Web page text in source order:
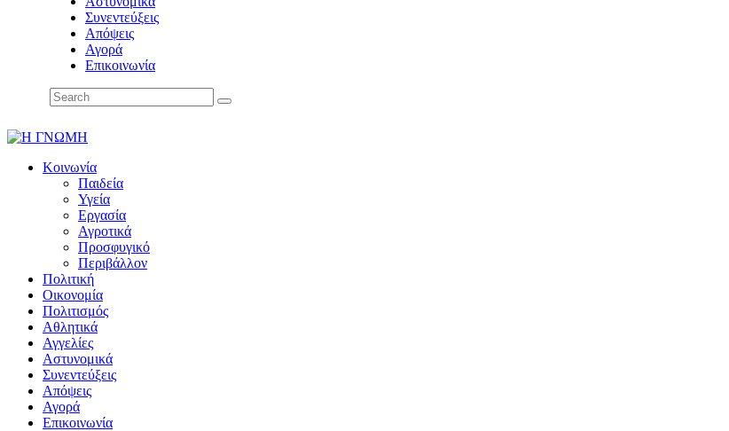
Συνεντεύξεις
Απόψεις
Αγορά
Επικοινωνία
Κοινωνία
Παιδεία
Υγεία
Εργασία
Αγροτικά
Προσφυγικό
Περιβάλλον
Πολιτική
Οικονομία
Πολιτισμός
Αθλητικά
Αγγελίες
Αστυνομικά
Συνεντεύξεις
Απόψεις
Αγορά
Επικοινωνία